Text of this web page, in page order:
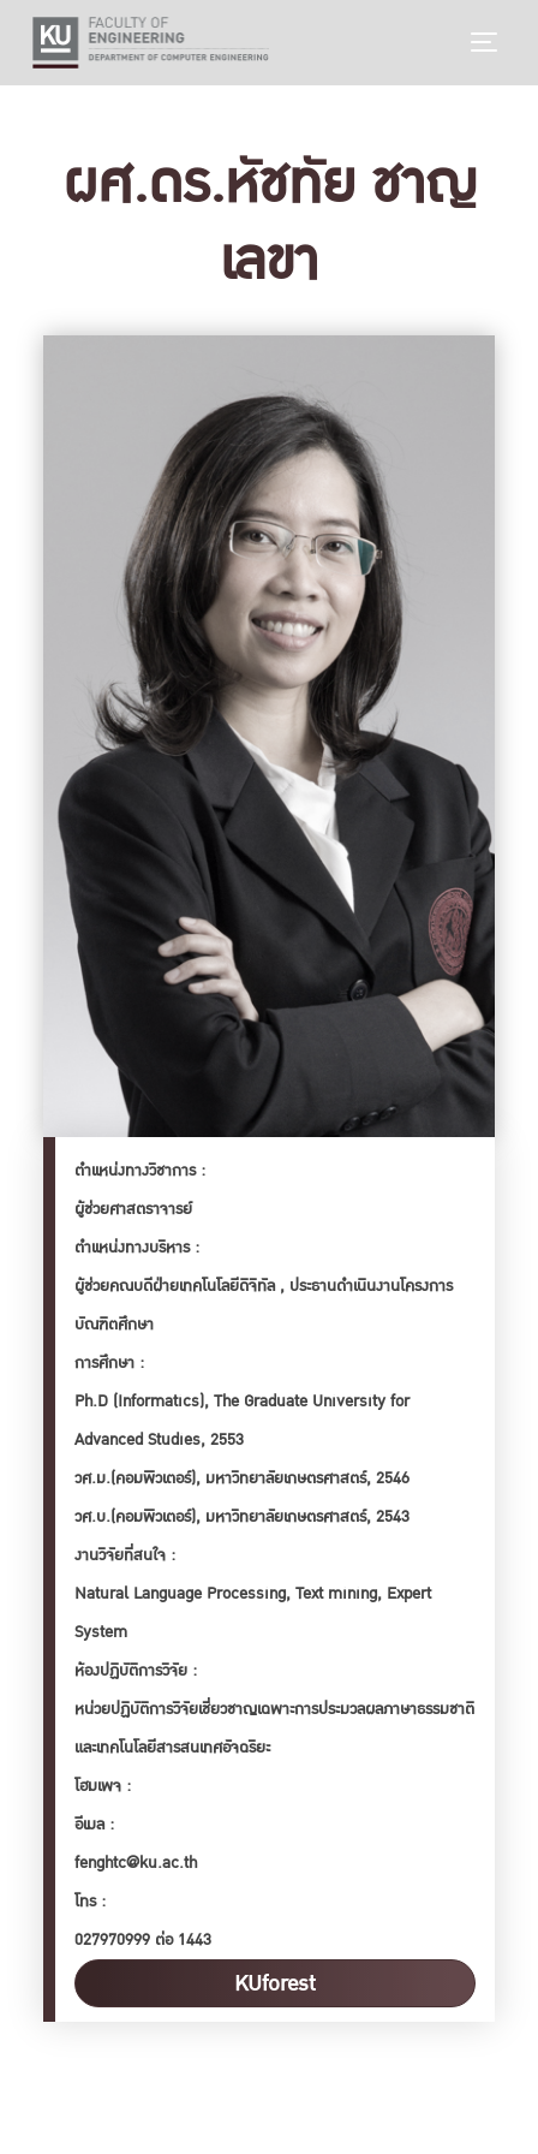
ผศ.ดร.หัชทัย ชาญ
เลขา
ตำเเหน่งทางวิชาการ :
ผู้ช่วยศาสตราจารย์
ตำเเหน่งทางบริหาร :
ผู้ช่วยคณบดีฝ่ายเทคโนโลยีดิจิทัล , ประธานดำเนินงานโครงการ
บัณฑิตศึกษา
การศึกษา :
Ph.D (Informatics), The Graduate University for
Advanced Studies, 2553
วศ.ม.(คอมพิวเตอร์), มหาวิทยาลัยเกษตรศาสตร์, 2546
วศ.บ.(คอมพิวเตอร์), มหาวิทยาลัยเกษตรศาสตร์, 2543
งานวิจัยที่สนใจ :
Natural Language Processing, Text mining, Expert
System
ห้องปฏิบัติการวิจัย :
หน่วยปฏิบัติการวิจัยเชี่ยวชาญเฉพาะการประมวลผลภาษาธรรมชาติ
และเทคโนโลยีสารสนเทศอัจฉริยะ
โฮมเพจ :
อีเมล :
fenghtc@ku.ac.th
โทร :
027970999 ต่อ 1443
KUforest